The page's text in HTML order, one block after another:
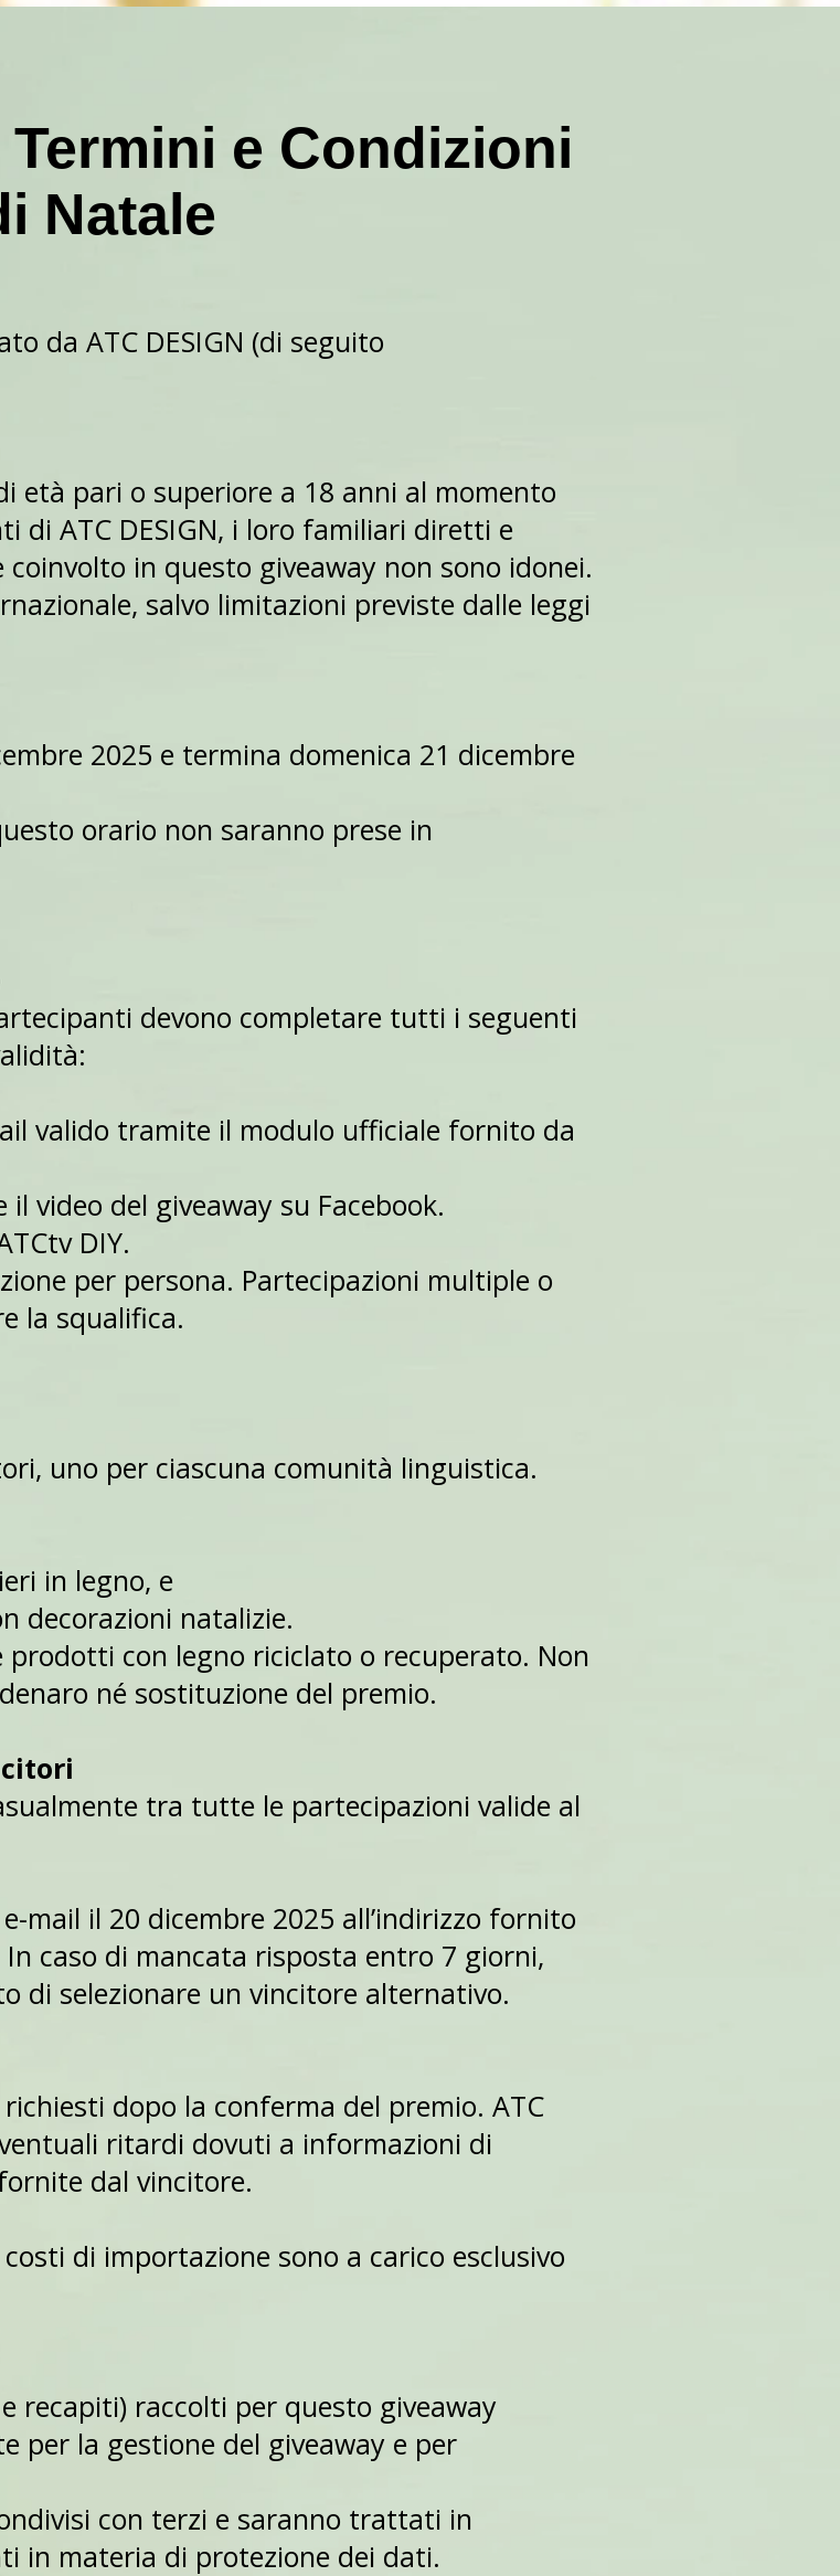
Termini e Condizioni
Natale
da ATC DESIGN (di seguito
età pari o superiore a 18 anni al momento
di ATC DESIGN, i loro familiari diretti e
in questo giveaway non sono idonei.
salvo limitazioni previste dalle leggi
2025 e termina domenica 21 dicembre
orario non saranno prese in
devono completare tutti i seguenti
valido tramite il modulo ufficiale fornito da
video del giveaway su Facebook.
DIY.
per persona. Partecipazioni multiple o
la squalifica.
uno per ciascuna comunità linguistica.
in legno, e
decorazioni natalizie.
prodotti con legno riciclato o recuperato. Non
né sostituzione del premio.
tra tutte le partecipazioni valide al
mail il 20 dicembre 2025 all’indirizzo fornito
caso di mancata risposta entro 7 giorni,
di selezionare un vincitore alternativo.
dopo la conferma del premio. ATC
ritardi dovuti a informazioni di
dal vincitore.
di importazione sono a carico esclusivo
recapiti) raccolti per questo giveaway
per la gestione del giveaway e per
con terzi e saranno trattati in
in materia di protezione dei dati.